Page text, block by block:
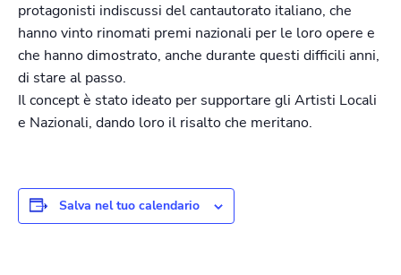
protagonisti indiscussi del cantautorato italiano, che
hanno vinto rinomati premi nazionali per le loro opere e
che hanno dimostrato, anche durante questi difficili anni,
di stare al passo.
Il concept è stato ideato per supportare gli Artisti Locali
e Nazionali, dando loro il risalto che meritano.
Salva nel tuo calendario